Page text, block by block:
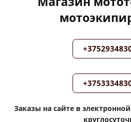
Заказы на сайте в